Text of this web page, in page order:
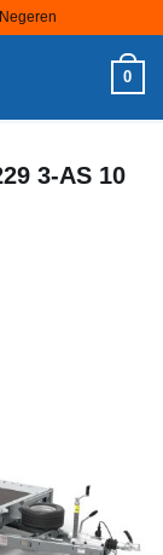
Negeren
0
3-AS 10